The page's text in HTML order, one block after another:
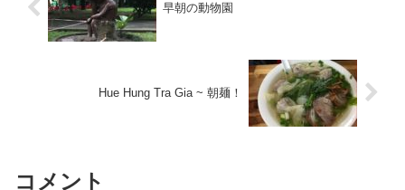
早朝の動物園
Hue Hung Tra Gia ~ 朝麺！
コメント